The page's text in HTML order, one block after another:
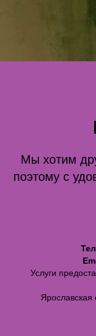
Мы хотим
поэтому с
Услуги
Ярославская